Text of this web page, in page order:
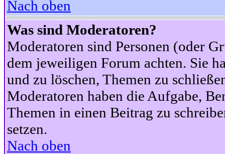
Nach oben
Was sind Moderatoren?
Moderatoren sind Personen (oder
dem jeweiligen Forum achten. Sie
und zu löschen, Themen zu
Moderatoren haben die Aufgabe,
Themen in einen Beitrag zu
setzen.
Nach oben